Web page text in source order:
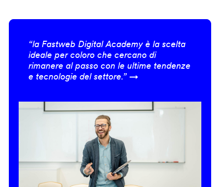
“la Fastweb Digital Academy è la scelta
ideale per coloro che cercano di
rimanere al passo con le ultime tendenze
e tecnologie del settore.” →